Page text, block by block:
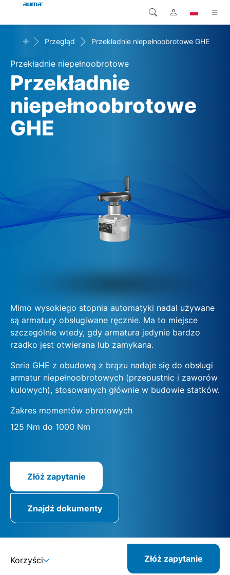
Produkty
Rozwiązania
Pliki do pobrania
Serwis
Global
Europa
Azja i Pacyfik
Ameryka Północna
Wyszukaj
+ Przegląd Przekładnie niepełnoobrotowe GHE
Przekładnie niepełnoobrotowe
Przekładnie
niepełnoobrotowe
GHE
Mimo wysokiego stopnia automatyki nadal używane
są armatury obsługiwane ręcznie. Ma to miejsce
szczególnie wtedy, gdy armatura jedynie bardzo
rzadko jest otwierana lub zamykana.
Seria GHE z obudową z brązu nadaje się do obsługi
armatur niepełnoobrotowych (przepustnic i zaworów
kulowych), stosowanych głównie w budowie statków.
Zakres momentów obrotowych
125 Nm do 1000 Nm
Złóż zapytanie
Znajdź dokumenty
Korzyści Złóż zapytanie